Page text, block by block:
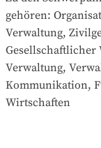
gehören:
Verwaltung,
Gesellschaftlicher
Verwaltung,
Kommunikation,
Wirtschaften